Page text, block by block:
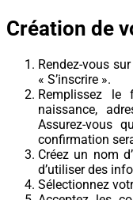
Création de
Rendez-vous sur
« S’inscrire ».
Remplissez le
naissance,
Assurez-vous
confirmation
Créez un nom
d’utiliser des
Sélectionnez